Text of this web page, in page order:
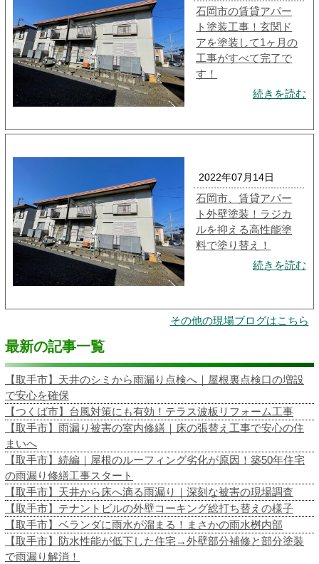
石岡市の賃貸アパー
ト塗装工事！玄関ド
アを塗装して1ヶ月の
工事がすべて完了で
す！
続きを読む
2022年07月14日
石岡市、賃貸アパー
ト外壁塗装！ラジカ
ルを抑える高性能塗
料で塗り替え！
続きを読む
その他の現場ブログはこちら
最新の記事一覧
【取手市】天井のシミから雨漏り点検へ｜屋根裏点検口の増設
で安心を確保
【つくば市】台風対策にも有効！テラス波板リフォーム工事
【取手市】雨漏り被害の室内修繕｜床の張替え工事で安心の住
まいへ
【取手市】続編｜屋根のルーフィング劣化が原因！築50年住宅
の雨漏り修繕工事スタート
【取手市】天井から床へ滴る雨漏り｜深刻な被害の現場調査
【取手市】テナントビルの外壁コーキング総打ち替えの様子
【取手市】ベランダに雨水が溜まる！まさかの雨水桝内部
【取手市】防水性能が低下した住宅→外壁部分補修と部分塗装
で雨漏り解消！